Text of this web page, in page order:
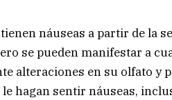
náuseas a partir de la
se pueden manifestar a
alteraciones en su olfato y
hagan sentir náuseas,